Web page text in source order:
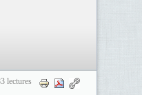
lectures